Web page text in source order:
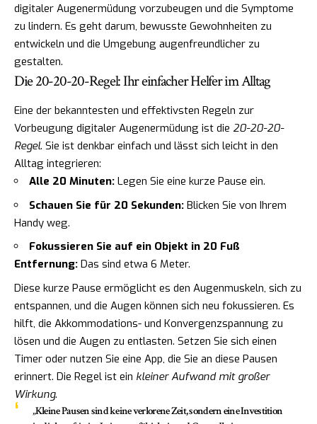
digitaler Augenermüdung vorzubeugen und die Symptome
zu lindern. Es geht darum, bewusste Gewohnheiten zu
entwickeln und die Umgebung augenfreundlicher zu
gestalten.
Die 20-20-20-Regel: Ihr einfacher Helfer im Alltag
Eine der bekanntesten und effektivsten Regeln zur
Vorbeugung digitaler Augenermüdung ist die 20-20-20-
Regel. Sie ist denkbar einfach und lässt sich leicht in den
Alltag integrieren:
Alle 20 Minuten: Legen Sie eine kurze Pause ein.
Schauen Sie für 20 Sekunden: Blicken Sie von Ihrem
Handy weg.
Fokussieren Sie auf ein Objekt in 20 Fuß
Entfernung: Das sind etwa 6 Meter.
Diese kurze Pause ermöglicht es den Augenmuskeln, sich zu
entspannen, und die Augen können sich neu fokussieren. Es
hilft, die Akkommodations- und Konvergenzspannung zu
lösen und die Augen zu entlasten. Setzen Sie sich einen
Timer oder nutzen Sie eine App, die Sie an diese Pausen
erinnert. Die Regel ist ein kleiner Aufwand mit großer
Wirkung.
„Kleine Pausen sind keine verlorene Zeit, sondern eine Investition